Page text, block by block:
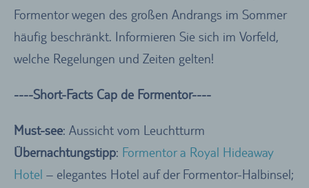
Formentor wegen des großen Andrangs im Sommer
häufig beschränkt. Informieren Sie sich im Vorfeld,
welche Regelungen und Zeiten gelten!
----Short-Facts Cap de Formentor----
Must-see: Aussicht vom Leuchtturm
Übernachtungstipp: Formentor a Royal Hideaway
Hotel – elegantes Hotel auf der Formentor-Halbinsel;